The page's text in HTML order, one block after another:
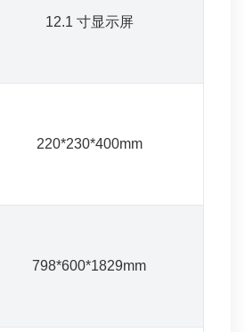
12.1 寸显示屏
220*230*400mm
798*600*1829mm